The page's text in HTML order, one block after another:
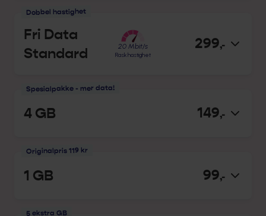
Dobbel hastighet
Fri Data
Standard
20Mbit/s
Rask hastighet
299,-
Spesialpakke - mer data!
4 GB 149,-
Originalpris 119 kr
1 GB 99,-
5 ekstra GB